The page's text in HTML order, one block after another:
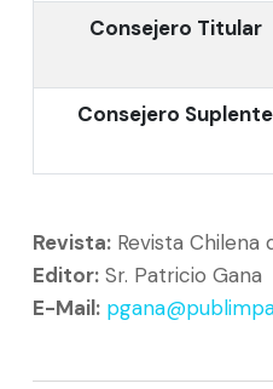
Consejero Titular
Consejero Suplente
Revista: Revista Chilena
Editor: Sr. Patricio Gana
E-Mail: